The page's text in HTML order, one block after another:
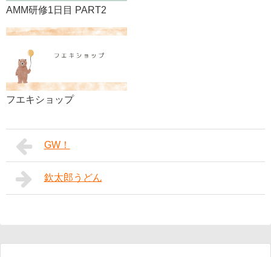
AMM研修1日目 PART2
フエキショップ
GW！
欽太郎うどん